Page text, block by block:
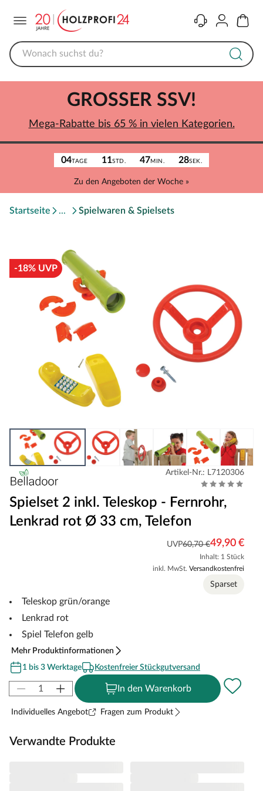
KontaktKonto
04TAGE 11STD. 47MIN. 28SEK.
Zu den Angeboten der Woche »
GROSSER SSV!
Mega-Rabatte bis 65 % in vielen Kategorien.
Startseite Spielwaren & Spielsets
-18% UVP
Artikel-Nr.: L7120306
Spielset 2 inkl. Teleskop - Fernrohr,
Lenkrad rot Ø 33 cm, Telefon
UVP60,70 €49,90 €
Inhalt: 1 Stück
inkl. MwSt. Versandkostenfrei
Sparset
Teleskop grün/orange
Lenkrad rot
Spiel Telefon gelb
Mehr Produktinformationen
1 bis 3 Werktage
Kostenfreier Stückgutversand
In den Warenkorb
Individuelles Angebot Fragen zum Produkt
Verwandte Produkte